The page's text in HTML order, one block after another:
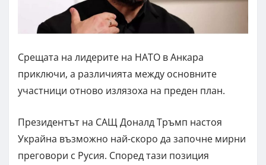
Срещата на лидерите на НАТО в Анкара
приключи, а различията между основните
участници отново излязоха на преден план.
Президентът на САЩ Доналд Тръмп настоя
Украйна възможно най-скоро да започне мирни
преговори с Русия. Според тази позиция